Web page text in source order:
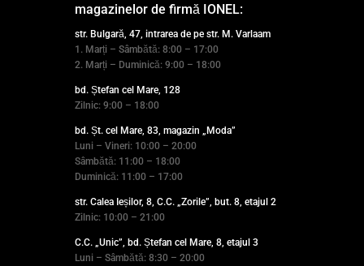
magazinelor de firmă IONEL:
str. Bulgară, 47, intrarea de pe str. M. Varlaam
1. Marți – Sâmbătă: 8:00 – 17:00
2. Marți – Duminică: 9:00 – 18:00
bd. Ștefan cel Mare, 128
Zilnic: 9:00 – 18:00
bd. Șt. cel Mare, 83, magazin „Moda”
Luni – Vineri: 10:00 – 20:00
Sâmbătă: 11:00 – 18:00
Duminică: 11:00 – 17:00
str. Calea Ieșilor, 8, C.C. „Zorile”, but. 8, etajul 2
Zilnic: 10:00 – 21:00
C.C. „Unic”, bd. Ștefan cel Mare, 8, etajul 3
Luni – Sâmbătă: 8:30 – 20:00